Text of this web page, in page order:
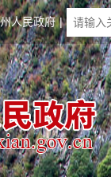
人民政府 |